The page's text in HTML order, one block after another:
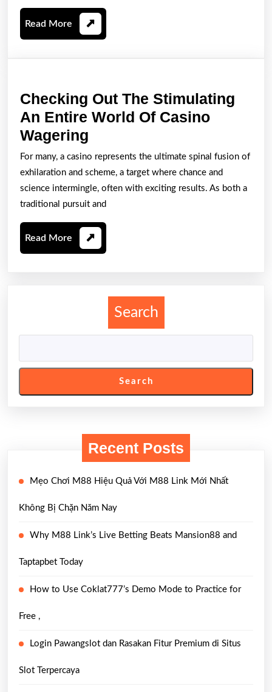
Nightmare?
Read More Read
More
Checking Out The Stimulating
An Entire World Of Casino
Wagering
Out
The
Stimulating
An
Entire
World
Wagering
For many, a casino represents the ultimate spinal fusion of
exhilaration and scheme, a target where chance and
science intermingle, often with exciting results. As both a
traditional pursuit and
Read More Read
More
Search
Search
Recent Posts
Mẹo Chơi M88 Hiệu Quả Với M88 Link Mới Nhất
Không Bị Chặn Năm Nay
Why M88 Link’s Live Betting Beats Mansion88 and
Taptapbet Today
How to Use Coklat777’s Demo Mode to Practice for
Free ,
Login Pawangslot dan Rasakan Fitur Premium di Situs
Slot Terpercaya